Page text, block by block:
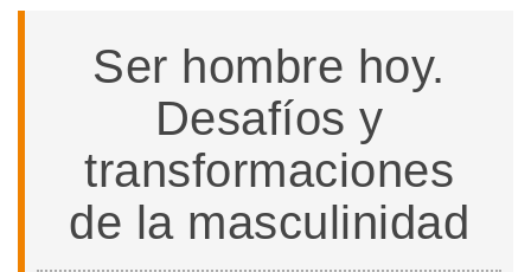
Ser hombre hoy.
Desafíos y
transformaciones
de la masculinidad